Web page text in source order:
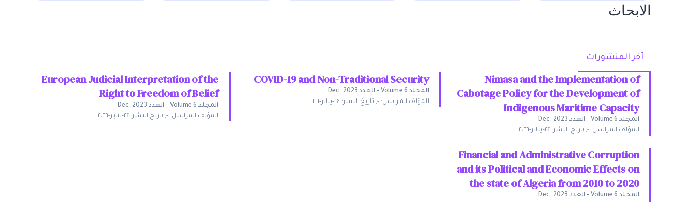
الابحاث
آخر المنشورات
Nimasa and the Implementation of
Cabotage Policy for the Development of
Indigenous Maritime Capacity
المجلد Volume 6
- العدد Dec. 2023
المؤلف المراسل: -
, تاريخ النشر: ٢٤-يناير-٢٠٢٦
COVID-19 and Non-Traditional Security
المجلد Volume 6
- العدد Dec. 2023
المؤلف المراسل: -
, تاريخ النشر: ٢٤-يناير-٢٠٢٦
European Judicial Interpretation of the
Right to Freedom of Belief
المجلد Volume 6
- العدد Dec. 2023
المؤلف المراسل: -
, تاريخ النشر: ٢٤-يناير-٢٠٢٦
Financial and Administrative Corruption
and its Political and Economic Effects on
the state of Algeria from 2010 to 2020
المجلد Volume 6
- العدد Dec. 2023